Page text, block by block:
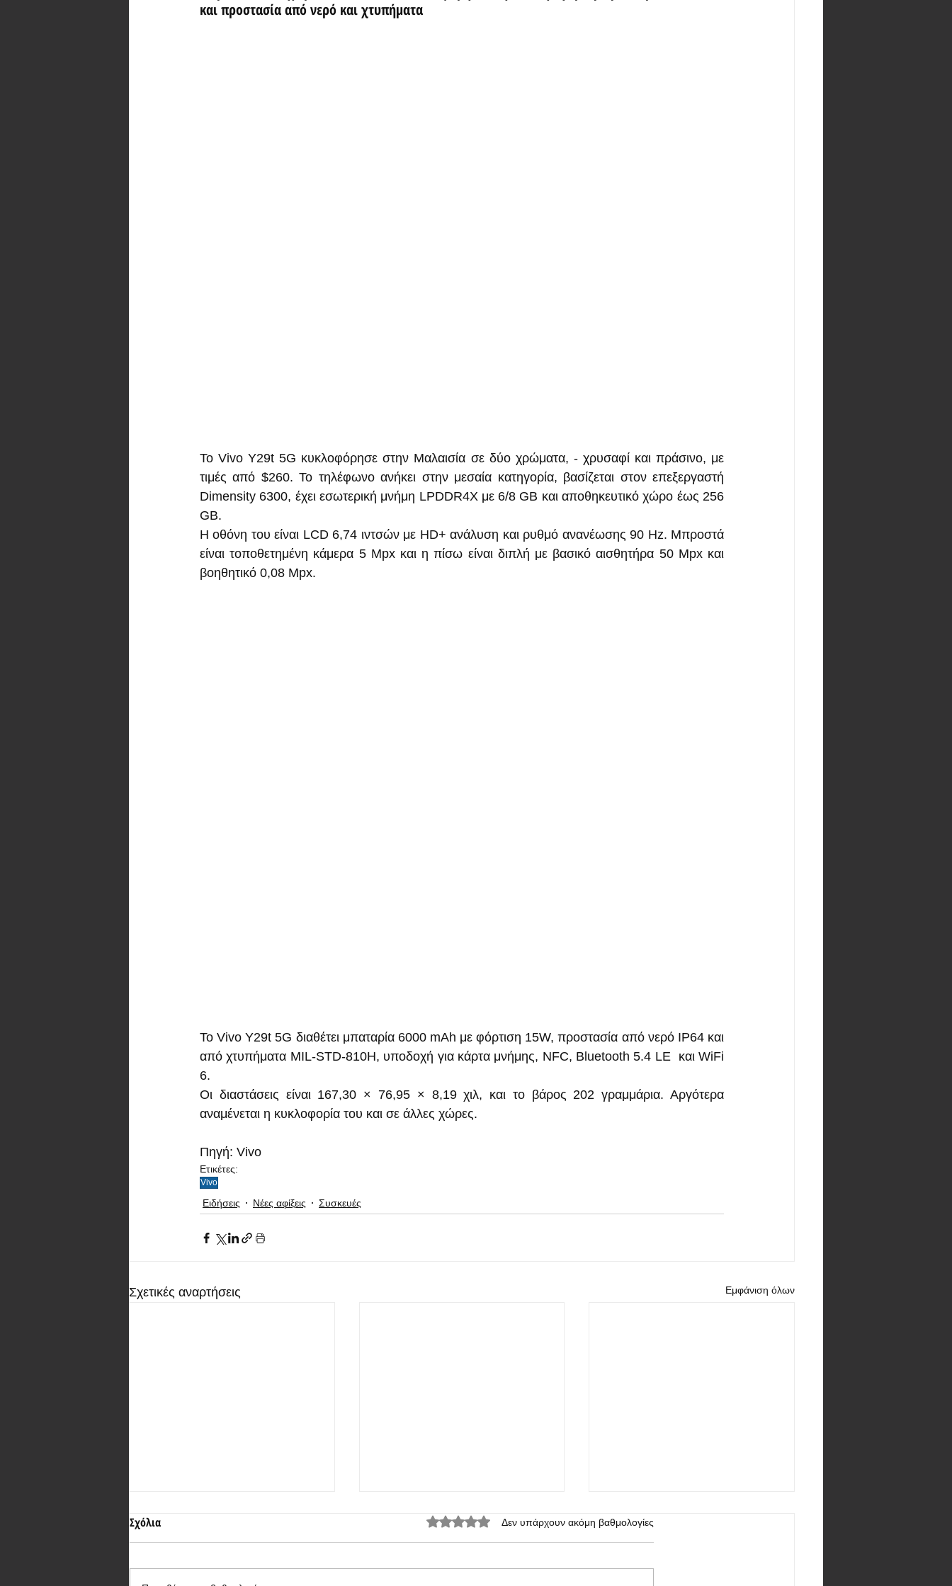
και προστασία από νερό και χτυπήματα
Το Vivo Y29t 5G κυκλοφόρησε στην Μαλαισία σε δύο χρώματα, - χρυσαφί και πράσινο, με
τιμές από $260. Το τηλέφωνο ανήκει στην μεσαία κατηγορία, βασίζεται στον επεξεργαστή
Dimensity 6300, έχει εσωτερική μνήμη LPDDR4X με 6/8 GB και αποθηκευτικό χώρο έως 256
GB.
Η οθόνη του είναι LCD 6,74 ιντσών με HD+ ανάλυση και ρυθμό ανανέωσης 90 Hz. Μπροστά
είναι τοποθετημένη κάμερα 5 Mpx και η πίσω είναι διπλή με βασικό αισθητήρα 50 Mpx και
βοηθητικό 0,08 Mpx.
Το Vivo Y29t 5G διαθέτει μπαταρία 6000 mAh με φόρτιση 15W, προστασία από νερό IP64 και
από χτυπήματα MIL-STD-810H, υποδοχή για κάρτα μνήμης, NFC, Bluetooth 5.4 LE  και WiFi
6.
Οι διαστάσεις είναι 167,30 × 76,95 × 8,19 χιλ, και το βάρος 202 γραμμάρια. Αργότερα
αναμένεται η κυκλοφορία του και σε άλλες χώρες.
Πηγή: Vivo
Ετικέτες:
Vivo
Ειδήσεις Νέες αφίξεις Συσκευές
Σχετικές αναρτήσεις Εμφάνιση όλων
Σχόλια Βαθμολογήθηκε με 0 από 5 αστέρια.
Δεν υπάρχουν ακόμη βαθμολογίες